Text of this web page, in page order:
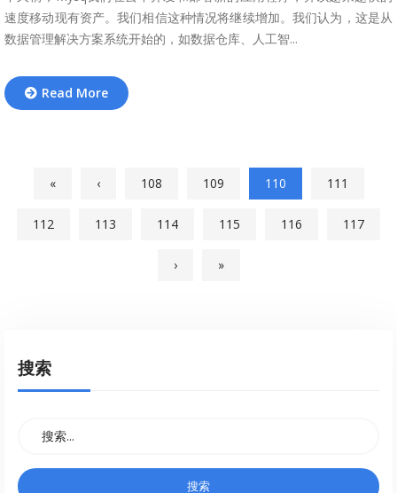
速度移动现有资产。我们相信这种情况将继续增加。我们认为，这是从
数据管理解决方案系统开始的，如数据仓库、人工智...
Read More
« ‹ 108 109 110 111
112 113 114 115 116 117
› »
搜索